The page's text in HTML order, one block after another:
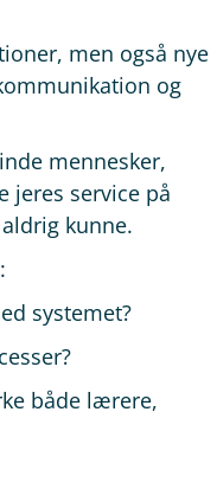
men også nye
og
mennesker,
jeres service på
kunne.
systemet?
både lærere,